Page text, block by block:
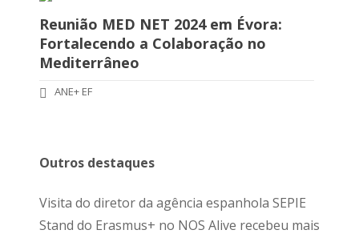
Reunião MED NET 2024 em Évora:
Fortalecendo a Colaboração no
Mediterrâneo
ANE+ EF
Outros destaques
Visita do diretor da agência espanhola SEPIE
Stand do Erasmus+ no NOS Alive recebeu mais